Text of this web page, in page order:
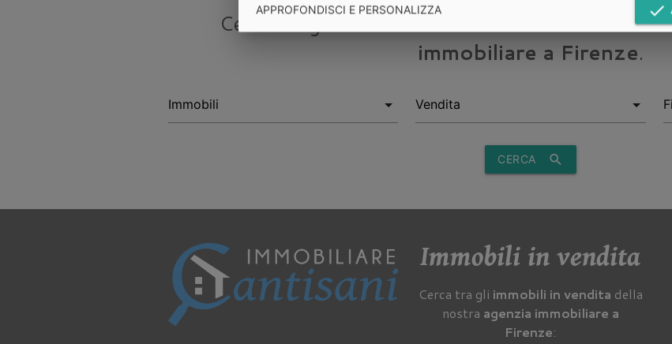
Cerca tra gliimmobili in vendita e in affitto
immobiliare a Firenze.
CERCA search
Immobili in vendita
Cerca tra gli immobili in vendita della
nostra agenzia immobiliare a
Firenze:
APPROFONDISCI E PERSONALIZZA done